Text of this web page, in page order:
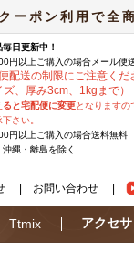
ーポン利用で
日更新中！
円以上ご購入の場合 メール便
配送の制限にご注意くだ
ズ、厚み3cm、1kgまで）
ると宅配便に変更となりますの
さい。
円以上ご購入の場合送料無料
縄・離島を除く
お問い合わせ
Ttmix アクセ